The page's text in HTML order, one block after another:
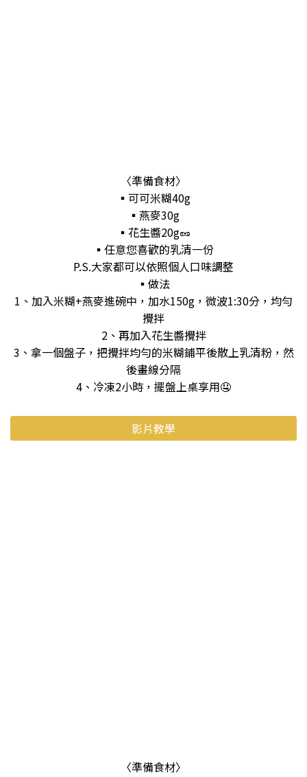
〈準備食材〉
▪️可可米糊40g
▪️燕麥30g
▪️花生醬20g🥜
▪️任意您喜歡的乳清一份
P.S.大家都可以依照個人口味調整
▪️做法
1、加入米糊+燕麥進碗中，加水150g，微波1:30分，均勻
攪拌
2、再加入花生醬攪拌
3、拿一個盤子，把攪拌均勻的米糊鋪平後散上乳清粉，然
後畫線分隔
4、冷凍2小時，擺盤上桌享用🤤
影片教學
〈準備食材〉